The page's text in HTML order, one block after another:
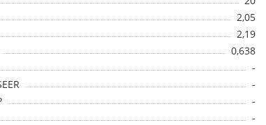
2,05
2,19
0,638
-
-
-
-